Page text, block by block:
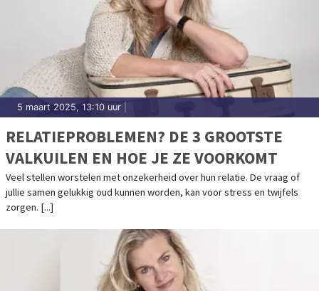
5 maart 2025, 13:10 uur
RELATIEPROBLEMEN? DE 3 GROOTSTE
VALKUILEN EN HOE JE ZE VOORKOMT
Veel stellen worstelen met onzekerheid over hun relatie. De vraag of
jullie samen gelukkig oud kunnen worden, kan voor stress en twijfels
zorgen. [...]